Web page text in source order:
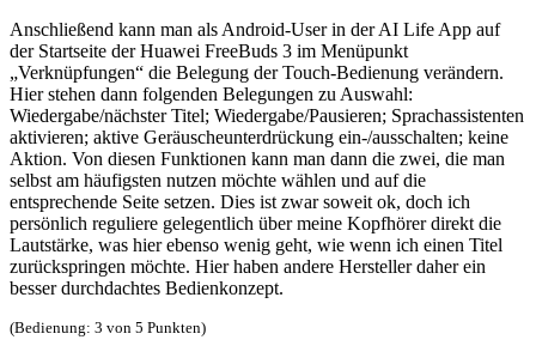
Anschließend kann man als Android-User in der AI Life App auf
der Startseite der Huawei FreeBuds 3 im Menüpunkt
„Verknüpfungen“ die Belegung der Touch-Bedienung verändern.
Hier stehen dann folgenden Belegungen zu Auswahl:
Wiedergabe/nächster Titel; Wiedergabe/Pausieren; Sprachassistenten
aktivieren; aktive Geräuscheunterdrückung ein-/ausschalten; keine
Aktion. Von diesen Funktionen kann man dann die zwei, die man
selbst am häufigsten nutzen möchte wählen und auf die
entsprechende Seite setzen. Dies ist zwar soweit ok, doch ich
persönlich reguliere gelegentlich über meine Kopfhörer direkt die
Lautstärke, was hier ebenso wenig geht, wie wenn ich einen Titel
zurückspringen möchte. Hier haben andere Hersteller daher ein
besser durchdachtes Bedienkonzept.
(Bedienung: 3 von 5 Punkten)